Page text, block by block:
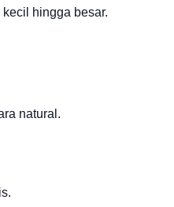
hingga besar.
natural.